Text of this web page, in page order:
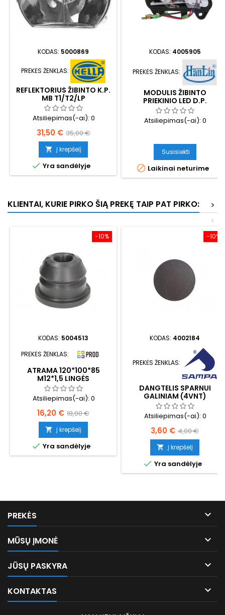
KODAS: 5000869
PREKĖS ŽENKLAS:
REFLEKTORIUS ŽIBINTO K.P.
MB T1/T2/LP
Atsiliepimas(-ai): 0
Kaina
31,50 € Bazinė
kaina
35,00 €
 Į krepšelį
 Yra sandėlyje
KODAS: 4005905
PREKĖS ŽENKLAS:
MODULIS ŽIBINTO
PRIEKINIO LED D.P.
Atsiliepimas(-ai): 0
Susisiekti
 Laikinai neturime
KLIENTAI, KURIE PIRKO ŠIĄ PREKĘ TAIP PAT PIRKO:
>
<
−10%
KODAS: 5004513
PREKĖS ŽENKLAS:
ATRAMA 120*100*85
M12*1,5 LINGĖS
Atsiliepimas(-ai): 0
Kaina
16,20 € Bazinė
kaina
18,00 €
 Į krepšelį
 Yra sandėlyje
−10%
KODAS: 4002184
PREKĖS ŽENKLAS:
DANGTELIS SPARNUI
GALINIAM (4VNT)
Atsiliepimas(-ai): 0
Kaina
3,60 € Bazinė
kaina
4,00 €
 Į krepšelį
 Yra sandėlyje
PREKĖS 
MŪSŲ ĮMONĖ 
JŪSŲ PASKYRA 
KONTAKTAS 